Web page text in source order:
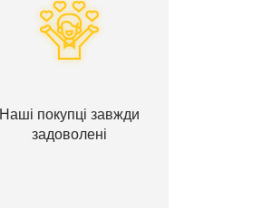
Наші покупці завжди
задоволені